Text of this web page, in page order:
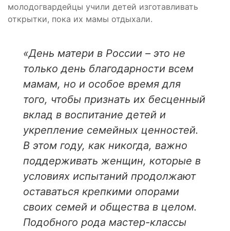
молодогвардейцы учили детей изготавливать
открытки, пока их мамы отдыхали.
«День матери в России – это не
только день благодарности всем
мамам, но и особое время для
того, чтобы признать их бесценный
вклад в воспитание детей и
укрепление семейных ценностей.
В этом году, как никогда, важно
поддерживать женщин, которые в
условиях испытаний продолжают
оставаться крепкими опорами
своих семей и общества в целом.
Подобного рода мастер-классы